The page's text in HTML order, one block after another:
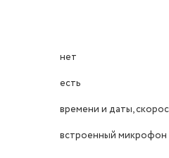
нет
есть
времени и даты,
встроенный микрофон